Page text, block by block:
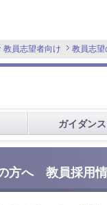
教員志望者向け 教員志望
ガイダンス
方へ 教員採用